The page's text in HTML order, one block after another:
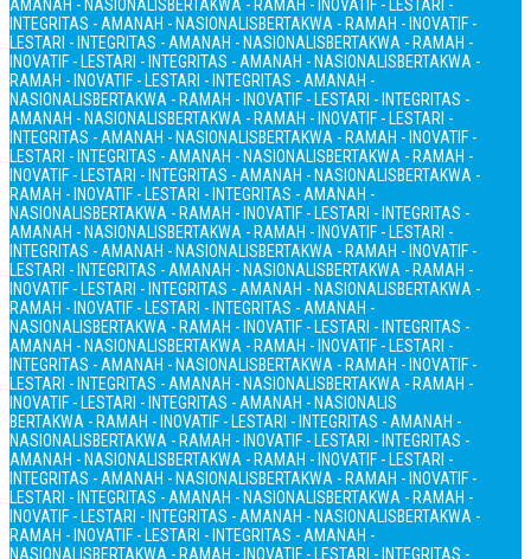
AMANAH - NASIONALISBERTAKWA - RAMAH - INOVATIF - LESTARI -
INTEGRITAS - AMANAH - NASIONALISBERTAKWA - RAMAH - INOVATIF -
LESTARI - INTEGRITAS - AMANAH - NASIONALISBERTAKWA - RAMAH -
INOVATIF - LESTARI - INTEGRITAS - AMANAH - NASIONALISBERTAKWA -
RAMAH - INOVATIF - LESTARI - INTEGRITAS - AMANAH -
NASIONALISBERTAKWA - RAMAH - INOVATIF - LESTARI - INTEGRITAS -
AMANAH - NASIONALISBERTAKWA - RAMAH - INOVATIF - LESTARI -
INTEGRITAS - AMANAH - NASIONALISBERTAKWA - RAMAH - INOVATIF -
LESTARI - INTEGRITAS - AMANAH - NASIONALISBERTAKWA - RAMAH -
INOVATIF - LESTARI - INTEGRITAS - AMANAH - NASIONALISBERTAKWA -
RAMAH - INOVATIF - LESTARI - INTEGRITAS - AMANAH -
NASIONALISBERTAKWA - RAMAH - INOVATIF - LESTARI - INTEGRITAS -
AMANAH - NASIONALISBERTAKWA - RAMAH - INOVATIF - LESTARI -
INTEGRITAS - AMANAH - NASIONALISBERTAKWA - RAMAH - INOVATIF -
LESTARI - INTEGRITAS - AMANAH - NASIONALISBERTAKWA - RAMAH -
INOVATIF - LESTARI - INTEGRITAS - AMANAH - NASIONALISBERTAKWA -
RAMAH - INOVATIF - LESTARI - INTEGRITAS - AMANAH -
NASIONALISBERTAKWA - RAMAH - INOVATIF - LESTARI - INTEGRITAS -
AMANAH - NASIONALISBERTAKWA - RAMAH - INOVATIF - LESTARI -
INTEGRITAS - AMANAH - NASIONALISBERTAKWA - RAMAH - INOVATIF -
LESTARI - INTEGRITAS - AMANAH - NASIONALISBERTAKWA - RAMAH -
INOVATIF - LESTARI - INTEGRITAS - AMANAH - NASIONALIS
BERTAKWA - RAMAH - INOVATIF - LESTARI - INTEGRITAS - AMANAH -
NASIONALISBERTAKWA - RAMAH - INOVATIF - LESTARI - INTEGRITAS -
AMANAH - NASIONALISBERTAKWA - RAMAH - INOVATIF - LESTARI -
INTEGRITAS - AMANAH - NASIONALISBERTAKWA - RAMAH - INOVATIF -
LESTARI - INTEGRITAS - AMANAH - NASIONALISBERTAKWA - RAMAH -
INOVATIF - LESTARI - INTEGRITAS - AMANAH - NASIONALISBERTAKWA -
RAMAH - INOVATIF - LESTARI - INTEGRITAS - AMANAH -
NASIONALISBERTAKWA - RAMAH - INOVATIF - LESTARI - INTEGRITAS -